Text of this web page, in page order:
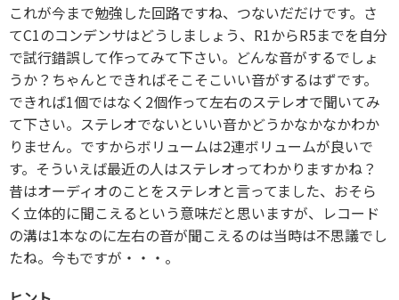
これが今まで勉強した回路ですね、つないだだけです。さ
てC1のコンデンサはどうしましょう、R1からR5までを自分
で試行錯誤して作ってみて下さい。どんな音がするでしょ
うか？ちゃんとできればそこそこいい音がするはずです。
できれば1個ではなく2個作って左右のステレオで聞いてみ
て下さい。ステレオでないといい音かどうかなかなかわか
りません。ですからボリュームは2連ボリュームが良いで
す。そういえば最近の人はステレオってわかりますかね？
昔はオーディオのことをステレオと言ってました、おそら
く立体的に聞こえるという意味だと思いますが、レコード
の溝は1本なのに左右の音が聞こえるのは当時は不思議でし
たね。今もですが・・・。